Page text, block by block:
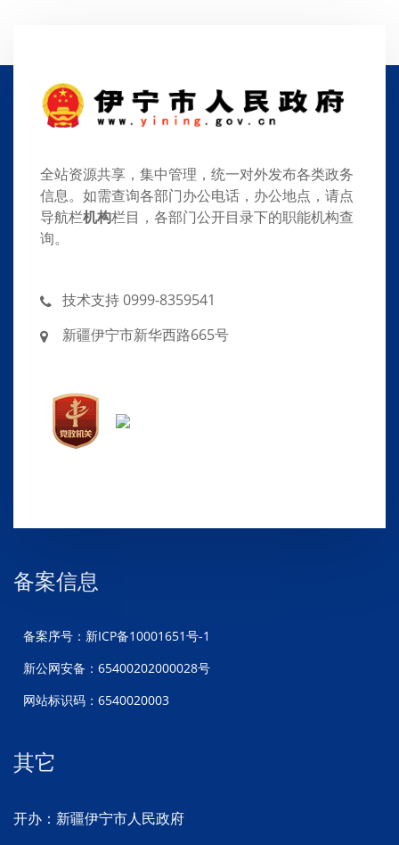
全站资源共享，集中管理，统一对外发布各类政务
信息。如需查询各部门办公电话，办公地点，请点
导航栏机构栏目，各部门公开目录下的职能机构查
询。
技术支持 0999-8359541
新疆伊宁市新华西路665号
备案信息
备案序号：新ICP备10001651号-1
新公网安备：65400202000028号
网站标识码：6540020003
其它
开办：新疆伊宁市人民政府